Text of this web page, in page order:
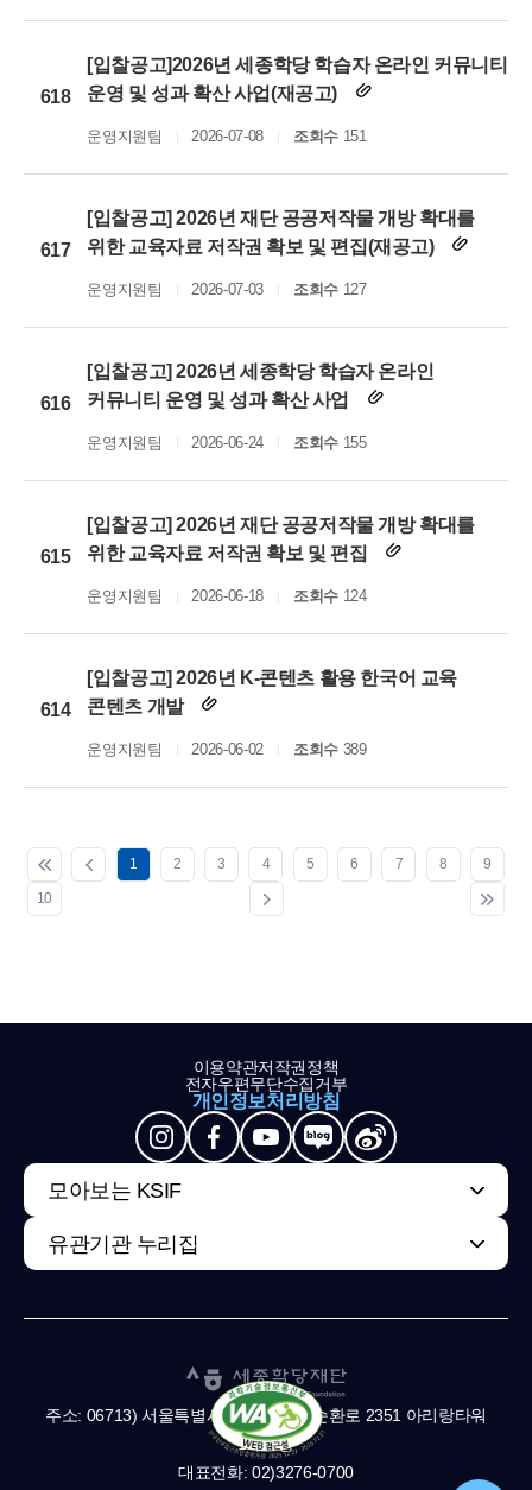
618
[입찰공고]2026년 세종학당 학습자 온라인 커뮤니티
운영 및 성과 확산 사업(재공고)
운영지원팀 2026-07-08 조회수151
617
[입찰공고] 2026년 재단 공공저작물 개방 확대를
위한 교육자료 저작권 확보 및 편집(재공고)
운영지원팀 2026-07-03 조회수127
616
[입찰공고] 2026년 세종학당 학습자 온라인
커뮤니티 운영 및 성과 확산 사업
운영지원팀 2026-06-24 조회수155
615
[입찰공고] 2026년 재단 공공저작물 개방 확대를
위한 교육자료 저작권 확보 및 편집
운영지원팀 2026-06-18 조회수124
614
[입찰공고] 2026년 K-콘텐츠 활용 한국어 교육
콘텐츠 개발
운영지원팀 2026-06-02 조회수389
1 2 3 4 5 6 7 8 9
10
이용약관저작권정책
전자우편무단수집거부
개인정보처리방침
모아보는 KSIF
유관기관 누리집
주소: 06713) 서울특별시 서초구 남부순환로 2351 아리랑타워
11,13층
대표전화: 02)3276-0700